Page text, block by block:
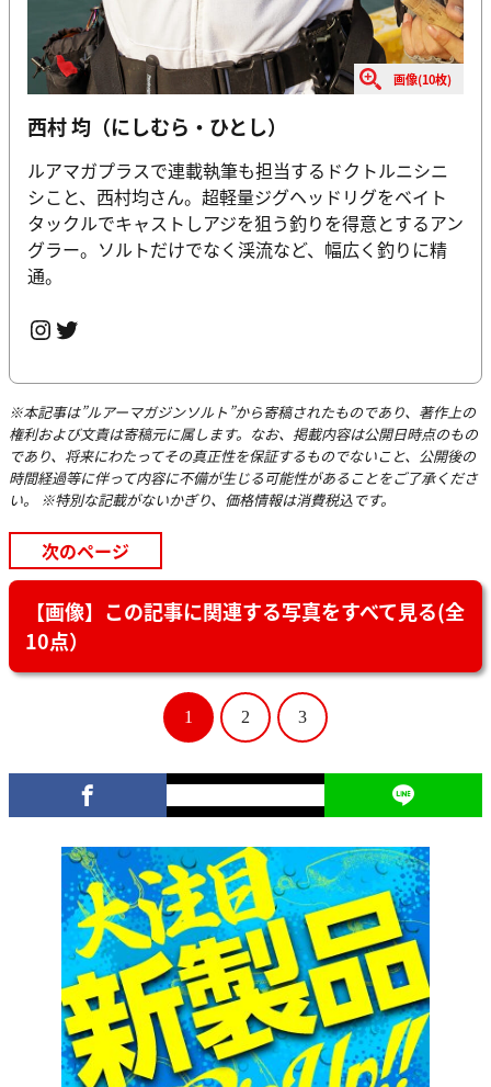
画像(10枚)
西村 均（にしむら・ひとし）
ルアマガプラスで連載執筆も担当するドクトルニシニ
シこと、西村均さん。超軽量ジグヘッドリグをベイト
タックルでキャストしアジを狙う釣りを得意とするアン
グラー。ソルトだけでなく渓流など、幅広く釣りに精
通。
InstagramTwitter
※本記事は”ルアーマガジンソルト”から寄稿されたものであり、著作上の
権利および文責は寄稿元に属します。なお、掲載内容は公開日時点のもの
であり、将来にわたってその真正性を保証するものでないこと、公開後の
時間経過等に伴って内容に不備が生じる可能性があることをご了承くださ
い。 ※特別な記載がないかぎり、価格情報は消費税込です。
次のページ
【画像】この記事に関連する写真をすべて見る(全
10点）
1 2 3